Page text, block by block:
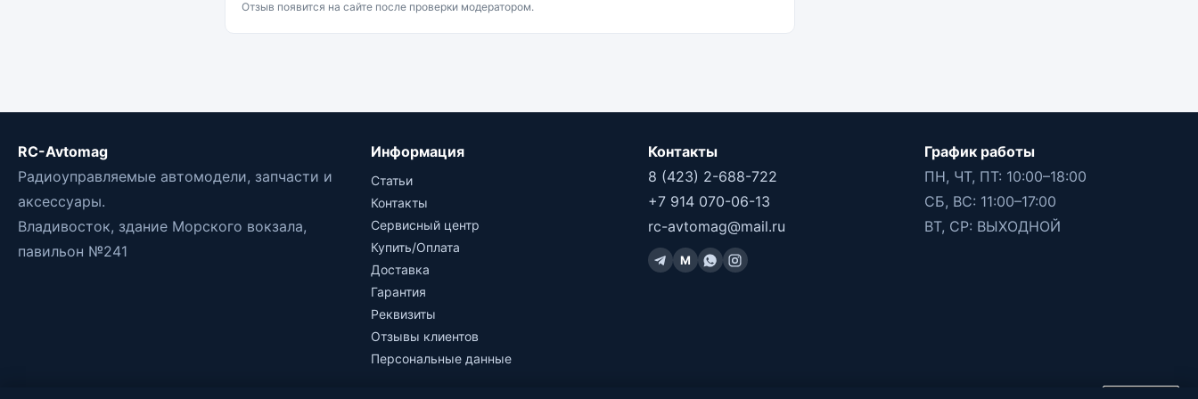
Отзыв появится на сайте после проверки модератором.
RC-Avtomag
Радиоуправляемые автомодели, запчасти и
аксессуары.
Владивосток, здание Морского вокзала,
павильон №241
Информация
Статьи
Контакты
Сервисный центр
Купить/Оплата
Доставка
Гарантия
Реквизиты
Отзывы клиентов
Персональные данные
Контакты
8 (423) 2-688-722
+7 914 070-06-13
rc-avtomag@mail.ru
M
График работы
ПН, ЧТ, ПТ: 10:00–18:00
СБ, ВС: 11:00–17:00
ВТ, СР: ВЫХОДНОЙ